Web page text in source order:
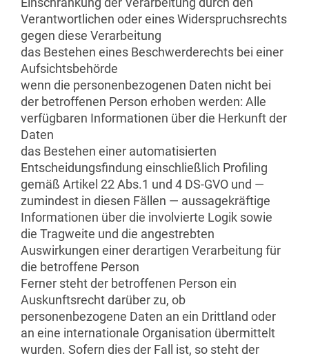
Verantwortlichen oder eines Widerspruchsrechts
gegen diese Verarbeitung
das Bestehen eines Beschwerderechts bei einer
Aufsichtsbehörde
wenn die personenbezogenen Daten nicht bei
der betroffenen Person erhoben werden: Alle
verfügbaren Informationen über die Herkunft der
Daten
das Bestehen einer automatisierten
Entscheidungsfindung einschließlich Profiling
gemäß Artikel 22 Abs.1 und 4 DS-GVO und —
zumindest in diesen Fällen — aussagekräftige
Informationen über die involvierte Logik sowie
die Tragweite und die angestrebten
Auswirkungen einer derartigen Verarbeitung für
die betroffene Person
Ferner steht der betroffenen Person ein
Auskunftsrecht darüber zu, ob
personenbezogene Daten an ein Drittland oder
an eine internationale Organisation übermittelt
wurden. Sofern dies der Fall ist, so steht der